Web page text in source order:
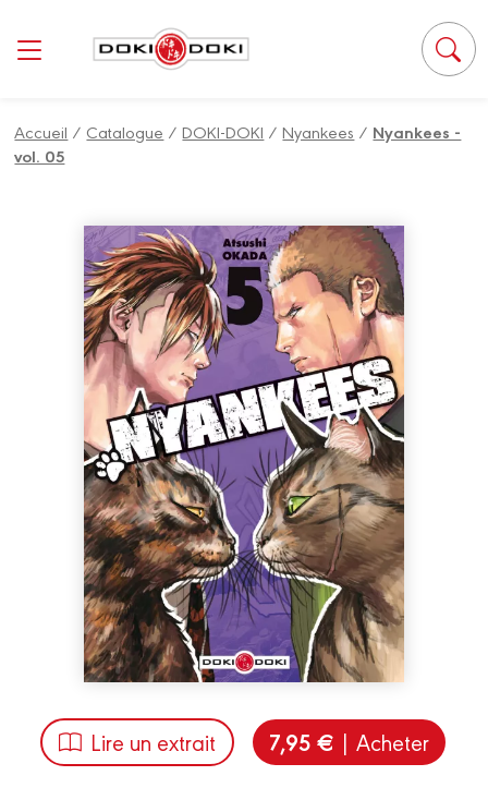
Accueil / Catalogue /DOKI-DOKI /Nyankees / Nyankees -
vol. 05
Lire un extrait 7,95 € | Acheter